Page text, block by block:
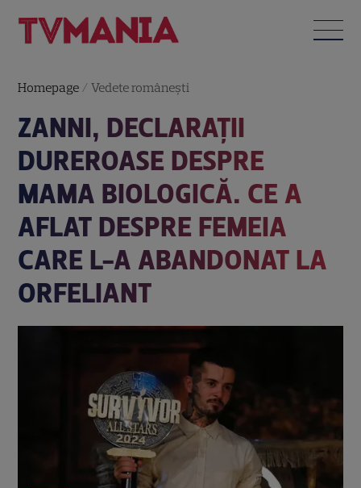
Homepage /Vedete româneşti
ZANNI, DECLARAȚII
DUREROASE DESPRE
MAMA BIOLOGICĂ. CE A
AFLAT DESPRE FEMEIA
CARE L-A ABANDONAT LA
ORFELIANT